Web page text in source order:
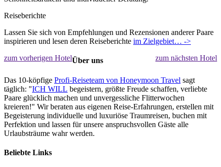
Reiseberichte
Lassen Sie sich von Empfehlungen und Rezensionen anderer Paare
inspirieren und lesen deren Reiseberichte im Zielgebiet… ->
zum vorherigen Hotel
zum nächsten Hotel
Über uns
Das 10-köpfige Profi-Reiseteam von Honeymoon Travel sagt
täglich: "ICH WILL begeistern, größte Freude schaffen, verliebte
Paare glücklich machen und unvergessliche Flitterwochen
kreieren!" Wir beraten aus eigenen Reise-Erfahrungen, erstellen mit
Begeisterung individuelle und luxuriöse Traumreisen, buchen mit
Perfektion und lassen für unsere anspruchsvollen Gäste alle
Urlaubsträume wahr werden.
Beliebte Links